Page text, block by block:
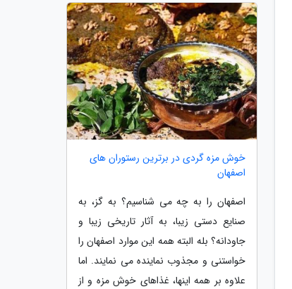
خوش مزه گردی در برترین رستوران های
اصفهان
اصفهان را به چه می شناسیم؟ به گز، به
صنایع دستی زیبا، به آثار تاریخی زیبا و
جاودانه؟ بله البته همه این موارد اصفهان را
خواستنی و مجذوب نماینده می نمایند. اما
علاوه بر همه اینها، غذاهای خوش مزه و از